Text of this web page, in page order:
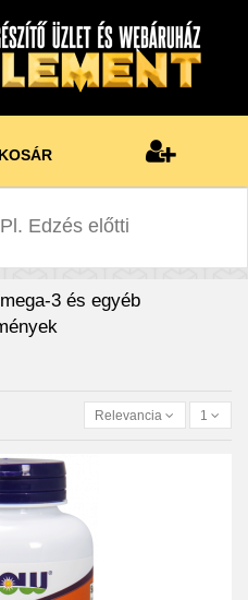
KOSÁR
3 és egyéb
Relevancia 1